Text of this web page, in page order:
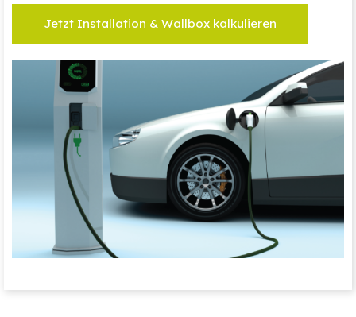
Jetzt Installation & Wallbox kalkulieren